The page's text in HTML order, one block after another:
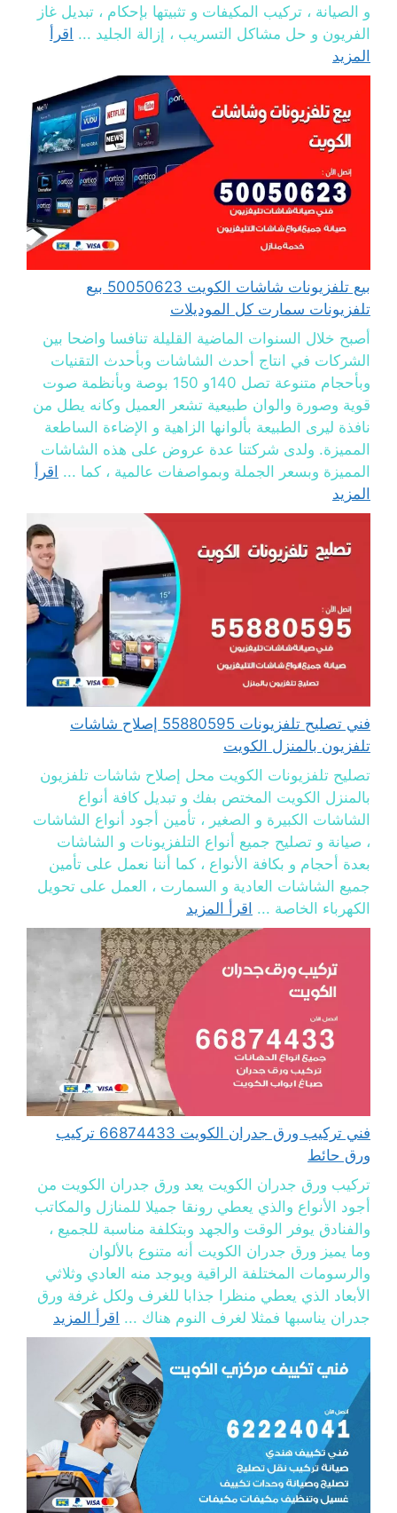
و الصيانة ، تركيب المكيفات و تثبيتها بإحكام ، تبديل غاز
الفريون و حل مشاكل التسريب ، إزالة الجليد ... اقرأ
المزيد
بيع تلفزيونات شاشات الكويت 50050623 بيع
تلفزيونات سمارت كل الموديلات
أصبح خلال السنوات الماضية القليلة تنافسا واضحا بين
الشركات في انتاج أحدث الشاشات وبأحدث التقنيات
وبأحجام متنوعة تصل 140و 150 بوصة وبأنظمة صوت
قوية وصورة والوان طبيعية تشعر العميل وكانه يطل من
نافذة ليرى الطبيعة بألوانها الزاهية و الإضاءة الساطعة
المميزة. ولدى شركتنا عدة عروض على هذه الشاشات
المميزة وبسعر الجملة وبمواصفات عالمية ، كما ... اقرأ
المزيد
فني تصليح تلفزيونات 55880595 إصلاح شاشات
تلفزيون بالمنزل الكويت
تصليح تلفزيونات الكويت محل إصلاح شاشات تلفزيون
بالمنزل الكويت المختص بفك و تبديل كافة أنواع
الشاشات الكبيرة و الصغير ، تأمين أجود أنواع الشاشات
، صيانة و تصليح جميع أنواع التلفزيونات و الشاشات
بعدة أحجام و بكافة الأنواع ، كما أننا نعمل على تأمين
جميع الشاشات العادية و السمارت ، العمل على تحويل
الكهرباء الخاصة ... اقرأ المزيد
فني تركيب ورق جدران الكويت 66874433 تركيب
ورق حائط
تركيب ورق جدران الكويت يعد ورق جدران الكويت من
أجود الأنواع والذي يعطي رونقا جميلا للمنازل والمكاتب
والفنادق يوفر الوقت والجهد وبتكلفة مناسبة للجميع ،
وما يميز ورق جدران الكويت أنه متنوع بالألوان
والرسومات المختلفة الراقية ويوجد منه العادي وثلاثي
الأبعاد الذي يعطي منظرا جذابا للغرف ولكل غرفة ورق
جدران يناسبها فمثلا لغرف النوم هناك ... اقرأ المزيد